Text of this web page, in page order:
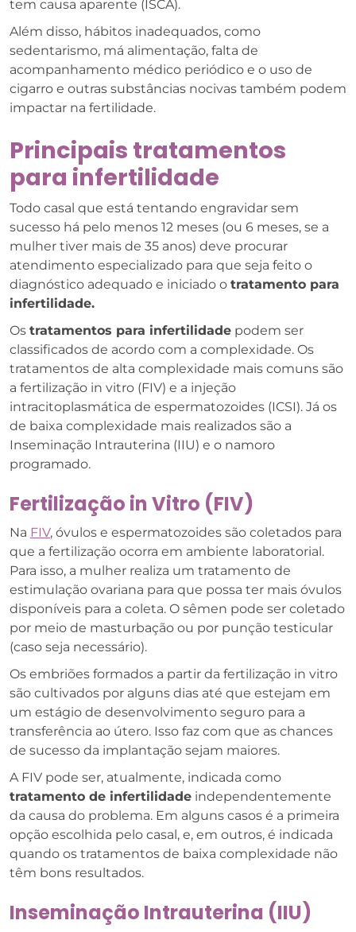
tem causa aparente (ISCA).
Além disso, hábitos inadequados, como
sedentarismo, má alimentação, falta de
acompanhamento médico periódico e o uso de
cigarro e outras substâncias nocivas também podem
impactar na fertilidade.
Principais tratamentos
para infertilidade
Todo casal que está tentando engravidar sem
sucesso há pelo menos 12 meses (ou 6 meses, se a
mulher tiver mais de 35 anos) deve procurar
atendimento especializado para que seja feito o
diagnóstico adequado e iniciado o tratamento para
infertilidade.
Os tratamentos para infertilidade podem ser
classificados de acordo com a complexidade. Os
tratamentos de alta complexidade mais comuns são
a fertilização in vitro (FIV) e a injeção
intracitoplasmática de espermatozoides (ICSI). Já os
de baixa complexidade mais realizados são a
Inseminação Intrauterina (IIU) e o namoro
programado.
Fertilização in Vitro (FIV)
Na FIV, óvulos e espermatozoides são coletados para
que a fertilização ocorra em ambiente laboratorial.
Para isso, a mulher realiza um tratamento de
estimulação ovariana para que possa ter mais óvulos
disponíveis para a coleta. O sêmen pode ser coletado
por meio de masturbação ou por punção testicular
(caso seja necessário).
Os embriões formados a partir da fertilização in vitro
são cultivados por alguns dias até que estejam em
um estágio de desenvolvimento seguro para a
transferência ao útero. Isso faz com que as chances
de sucesso da implantação sejam maiores.
A FIV pode ser, atualmente, indicada como
tratamento de infertilidade independentemente
da causa do problema. Em alguns casos é a primeira
opção escolhida pelo casal, e, em outros, é indicada
quando os tratamentos de baixa complexidade não
têm bons resultados.
Inseminação Intrauterina (IIU)